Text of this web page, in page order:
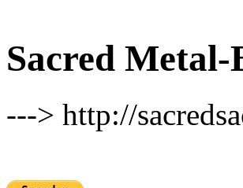
Sacred
---> http://